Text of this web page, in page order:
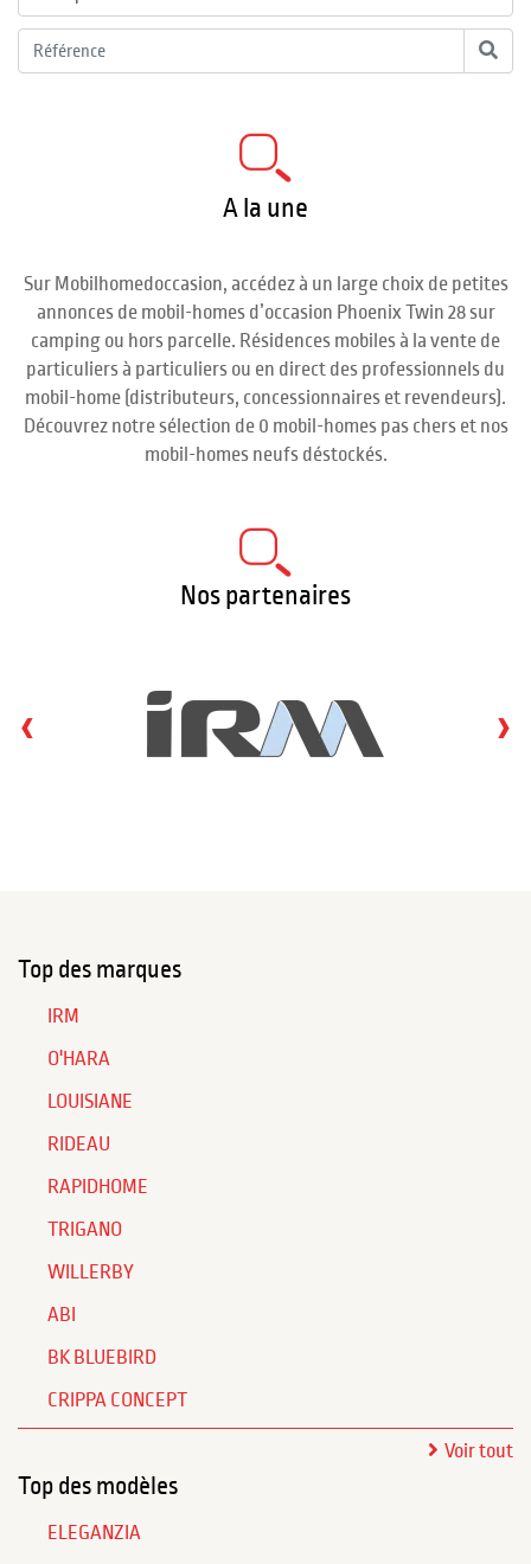
A la une
Sur Mobilhomedoccasion, accédez à un large choix de petites
annonces de mobil-homes d’occasion Phoenix Twin 28 sur
camping ou hors parcelle. Résidences mobiles à la vente de
particuliers à particuliers ou en direct des professionnels du
mobil-home (distributeurs, concessionnaires et revendeurs).
Découvrez notre sélection de 0 mobil-homes pas chers et nos
mobil-homes neufs déstockés.
Nos partenaires
‹ ›
Top des marques
IRM
O'HARA
LOUISIANE
RIDEAU
RAPIDHOME
TRIGANO
WILLERBY
ABI
BK BLUEBIRD
CRIPPA CONCEPT
Voir tout
Top des modèles
ELEGANZIA